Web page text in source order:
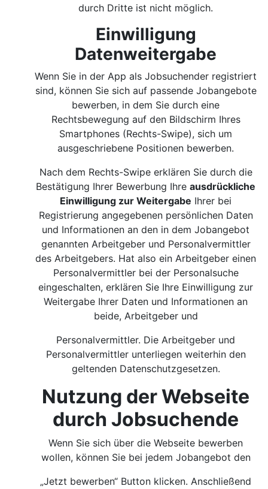
durch Dritte ist nicht möglich.
Einwilligung
Datenweitergabe
Wenn Sie in der App als Jobsuchender registriert
sind, können Sie sich auf passende Jobangebote
bewerben, in dem Sie durch eine
Rechtsbewegung auf den Bildschirm Ihres
Smartphones (Rechts-Swipe), sich um
ausgeschriebene Positionen bewerben.
Nach dem Rechts-Swipe erklären Sie durch die
Bestätigung Ihrer Bewerbung Ihreausdrückliche
Einwilligung zur Weitergabe Ihrer bei
Registrierung angegebenen persönlichen Daten
und Informationen an den in dem Jobangebot
genannten Arbeitgeber und Personalvermittler
des Arbeitgebers. Hat also ein Arbeitgeber einen
Personalvermittler bei der Personalsuche
eingeschalten, erklären Sie Ihre Einwilligung zur
Weitergabe Ihrer Daten und Informationen an
beide, Arbeitgeber und
Personalvermittler. Die Arbeitgeber und
Personalvermittler unterliegen weiterhin den
geltenden Datenschutzgesetzen.
Nutzung der Webseite
durch Jobsuchende
Wenn Sie sich über die Webseite bewerben
wollen, können Sie bei jedem Jobangebot den
„Jetzt bewerben“ Button klicken. Anschließend